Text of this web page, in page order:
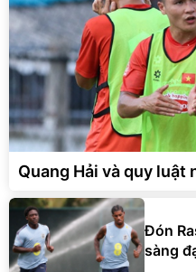
Quang Hải và quy luật
Đón
sàng